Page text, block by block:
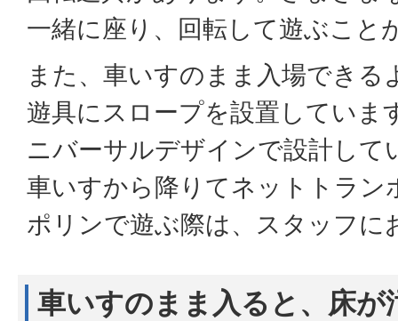
一緒に座り、回転して遊ぶこと
また、車いすのまま入場できる
遊具にスロープを設置していま
ニバーサルデザインで設計して
車いすから降りてネットトラン
ポリンで遊ぶ際は、スタッフに
車いすのまま入ると、床